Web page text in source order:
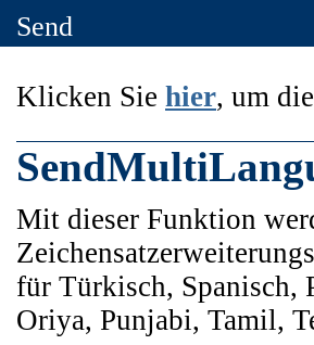
Send
Klicken Sie hier, um
Mit dieser Funktion
für Türkisch, Spanisch,
Oriya, Punjabi, Tamil,